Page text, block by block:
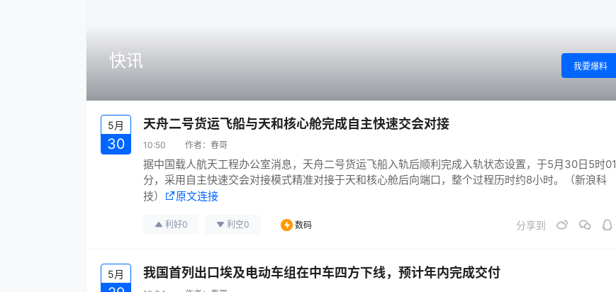
快讯 我要爆料
5月
30
天舟二号货运飞船与天和核心舱完成自主快速交会对接
10:50 作者： 春哥
据中国载人航天工程办公室消息，天舟二号货运飞船入轨后顺利完成入轨状态设置，于5月30日5时01
分，采用自主快速交会对接模式精准对接于天和核心舱后向端口，整个过程历时约8小时。（新浪科
技）
原文连接
利好0 利空0 数码 分享到
5月 我国首列出口埃及电动车组在中车四方下线，预计年内完成交付